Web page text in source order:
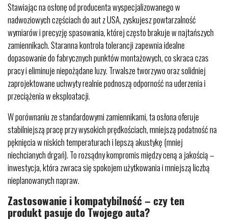
Stawiając na osłonę od producenta wyspecjalizowanego w
nadwoziowych częściach do aut z USA, zyskujesz powtarzalność
wymiarów i precyzję spasowania, której często brakuje w najtańszych
zamiennikach. Staranna kontrola tolerancji zapewnia idealne
dopasowanie do fabrycznych punktów montażowych, co skraca czas
pracy i eliminuje niepożądane luzy. Trwalsze tworzywo oraz solidniej
zaprojektowane uchwyty realnie podnoszą odporność na uderzenia i
przeciążenia w eksploatacji.
W porównaniu ze standardowymi zamiennikami, ta osłona oferuje
stabilniejszą pracę przy wysokich prędkościach, mniejszą podatność na
pęknięcia w niskich temperaturach i lepszą akustykę (mniej
niechcianych drgań). To rozsądny kompromis między ceną a jakością –
inwestycja, która zwraca się spokojem użytkowania i mniejszą liczbą
nieplanowanych napraw.
Zastosowanie i kompatybilność – czy ten
produkt pasuje do Twojego auta?